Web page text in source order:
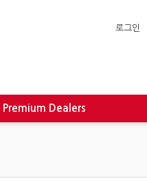
로그인
Premium Dealers